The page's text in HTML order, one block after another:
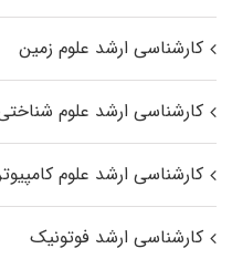
کارشناسی ارشد علوم زمین
کارشناسی ارشد علوم
کارشناسی ارشد علوم
کارشناسی ارشد فوتونیک